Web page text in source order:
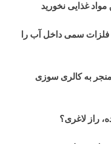
غذایی نخورید
سمی داخل آب را
به کالری سوزی
راز لاغری؟